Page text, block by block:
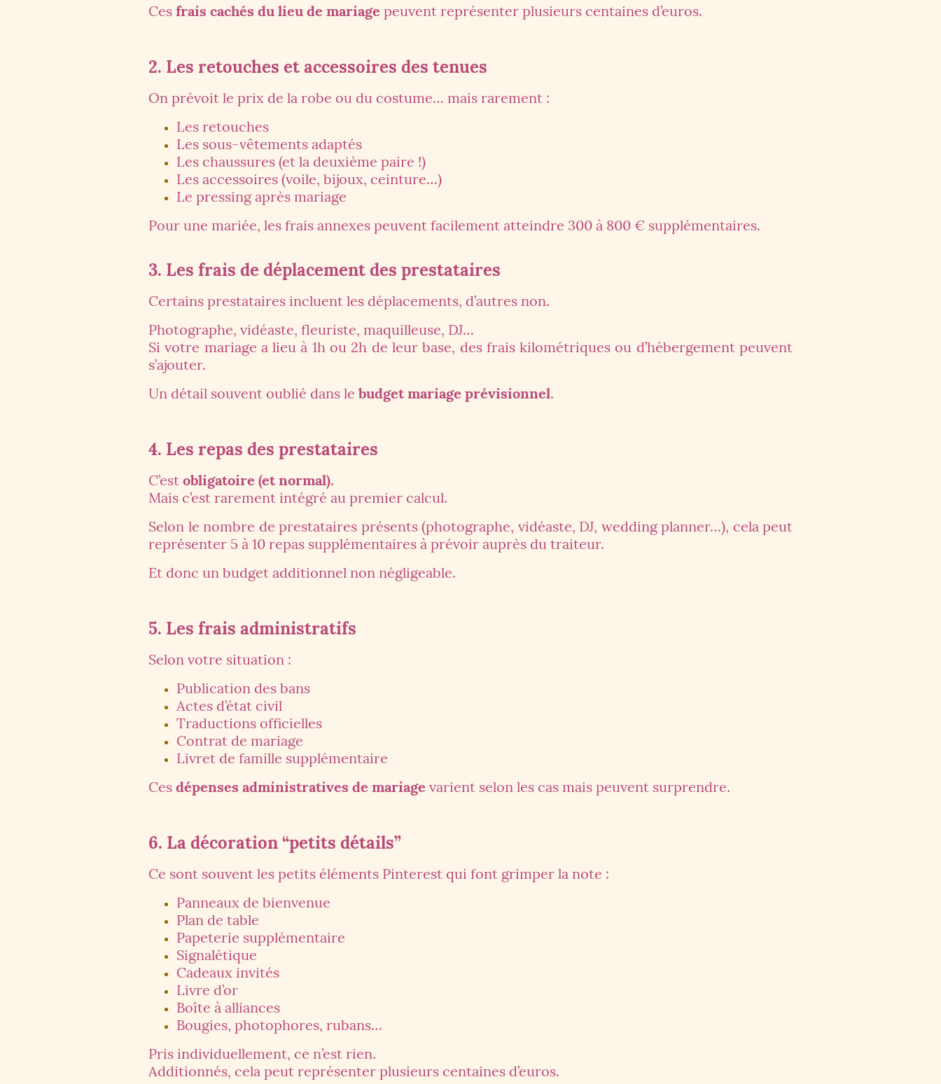
Ces frais cachés du lieu de mariage peuvent représenter plusieurs centaines d’euros.
2. Les retouches et accessoires des tenues
On prévoit le prix de la robe ou du costume… mais rarement :
Les retouches
Les sous-vêtements adaptés
Les chaussures (et la deuxième paire !)
Les accessoires (voile, bijoux, ceinture…)
Le pressing après mariage
Pour une mariée, les frais annexes peuvent facilement atteindre 300 à 800 € supplémentaires.
3. Les frais de déplacement des prestataires
Certains prestataires incluent les déplacements, d’autres non.
Photographe, vidéaste, fleuriste, maquilleuse, DJ…
Si votre mariage a lieu à 1h ou 2h de leur base, des frais kilométriques ou d’hébergement peuvent
s’ajouter.
Un détail souvent oublié dans le budget mariage prévisionnel.
4. Les repas des prestataires
C’est obligatoire (et normal).
Mais c’est rarement intégré au premier calcul.
Selon le nombre de prestataires présents (photographe, vidéaste, DJ, wedding planner…), cela peut
représenter 5 à 10 repas supplémentaires à prévoir auprès du traiteur.
Et donc un budget additionnel non négligeable.
5. Les frais administratifs
Selon votre situation :
Publication des bans
Actes d’état civil
Traductions officielles
Contrat de mariage
Livret de famille supplémentaire
Ces dépenses administratives de mariage varient selon les cas mais peuvent surprendre.
6. La décoration “petits détails”
Ce sont souvent les petits éléments Pinterest qui font grimper la note :
Panneaux de bienvenue
Plan de table
Papeterie supplémentaire
Signalétique
Cadeaux invités
Livre d’or
Boîte à alliances
Bougies, photophores, rubans…
Pris individuellement, ce n’est rien.
Additionnés, cela peut représenter plusieurs centaines d’euros.